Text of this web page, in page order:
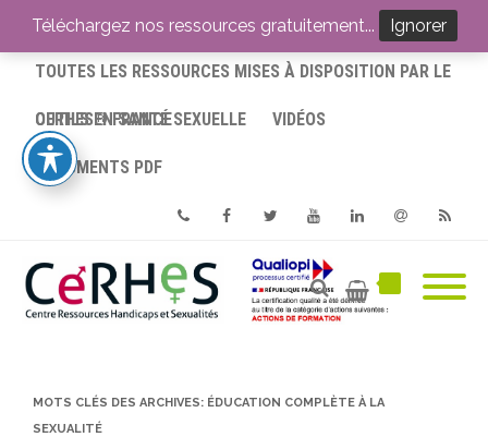
ACCUEIL
TOUTES LES RESSOURCES MISES À DISPOSITION PAR LE
CERHES® FRANCE
OUTILS EN SANTÉ SEXUELLE VIDÉOS
DOCUMENTS PDF
PhoneFacebookTwitterYoutube
MOTS CLÉS DES ARCHIVES: ÉDUCATION COMPLÈTE À LA
SEXUALITÉ
Téléchargez nos ressources gratuitement... Ignorer